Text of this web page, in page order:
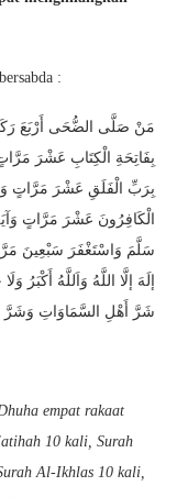
:
مَنْ صَلَّى الضُّحَى أَرْبَعَ
بِفَاتِحَةِ الْكِتَابِ عَشْرَ
بِرَبِّ الْفَلَقِ عَشْرَ مَرَّاتٍ
الْكَافِرُونَ عَشْرَ مَرَّاتٍ
سَلَّمَ وَاسْتَغْفَرَ سَبْعِينَ
إلَهَ إلَّا اللَّهُ وَاَللَّهُ أَكْبَرُ
شَرَّ أَهْلِ السَّمَاوَاتِ وَشَرَّ
empat rakaat
10 kali, Surah
Al-Ikhlas 10 kali,